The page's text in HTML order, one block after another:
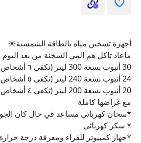
أجهزة تسخين مياه بالطاقة الشمسية☀️
ماعاد تاكل هم المي السخنة من بعد
30 أنبوب بسعة 300 ليتر (تكفي ٦ أشخاص)
24 أنبوب بسعة 240 ليتر (تكفي ٥ أشخاص)
20 أنبوب بسعة 200 ليتر (تكفي ٤ أشخاص)
مع غراضها كاملة
*سخان كهربائي مساعد في حال كان
* سكر كهربائي
*جهاز كمبيوتر للقراء ومعرفة درجة